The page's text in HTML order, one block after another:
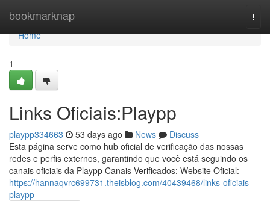
bookmarknap
Home
Home
1
Links Oficiais:Playpp
playpp334663 53 days ago News
Discuss
Esta página serve como hub oficial de verificação das nossas
redes e perfis externos, garantindo que você está seguindo os
canais oficiais da Playpp Canais Verificados: Website Oficial:
https://hannaqvrc699731.theisblog.com/40439468/links-oficiais-
playpp